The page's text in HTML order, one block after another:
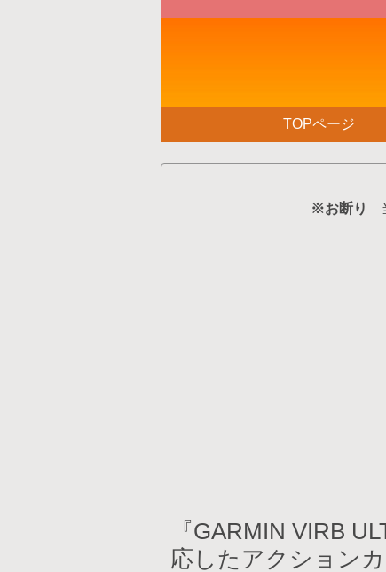
TOPページ
※お断り
『GARMIN VIRB
応したアクション